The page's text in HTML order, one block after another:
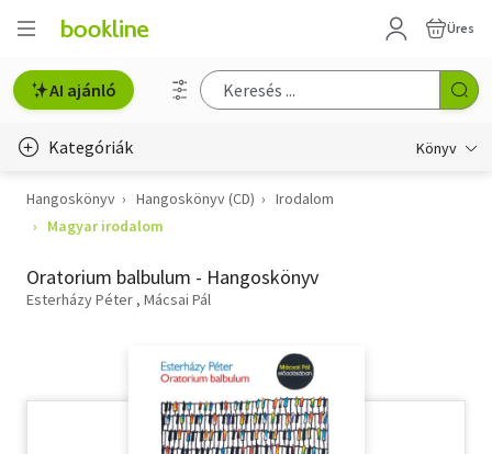
Üres
AI ajánló
Kategóriák Könyv
Életmód, egészség
Gyermek- és ifjúsági
Hangoskönyv Hangoskönyv (CD)
Irodalom
Magyar irodalom
Oratorium balbulum - Hangoskönyv
Esterházy Péter Mácsai Pál